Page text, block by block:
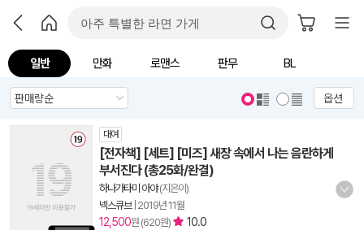
일반 만화 로맨스 판무 BL
옵션
대여
[전자책] [세트] [미즈] 새장 속에서 나는 음란하게
부서진다 (총25화/완결)
하나가타미 아야(지은이)
넥스큐브| 2019년 11월
12,500원 (620원) 10.0